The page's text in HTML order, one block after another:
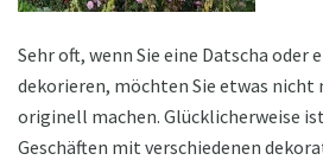
Sehr oft, wenn Sie eine Datscha oder
dekorieren, möchten Sie etwas nicht
originell machen. Glücklicherweise
Geschäften mit verschiedenen